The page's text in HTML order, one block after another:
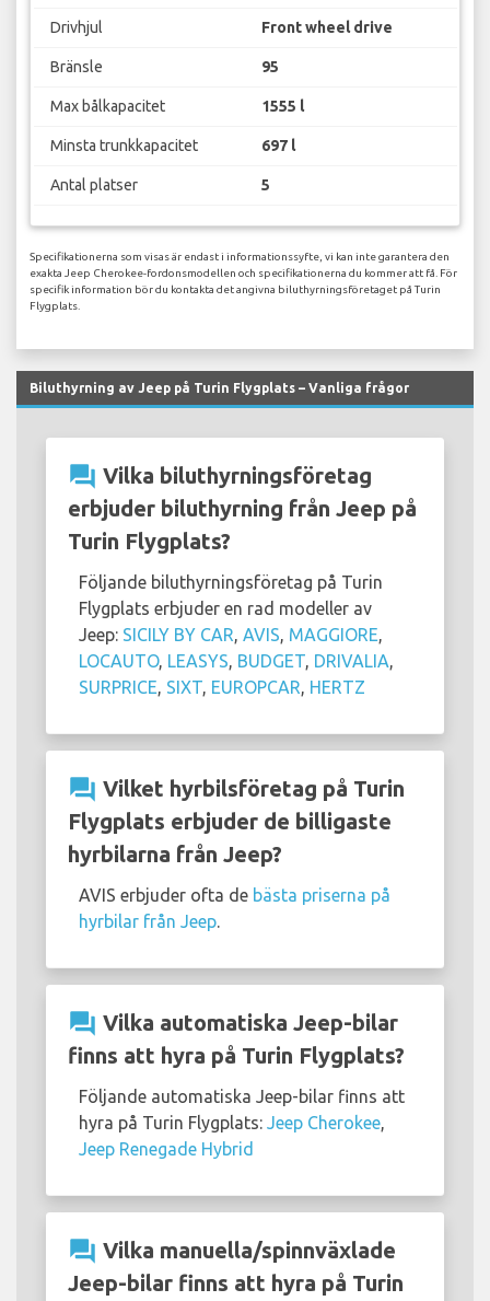
Drivhjul Front wheel drive
Bränsle 95
Max bålkapacitet 1555 l
Minsta trunkkapacitet 697 l
Antal platser 5
Specifikationerna som visas är endast i informationssyfte, vi kan inte garantera den
exakta Jeep Cherokee-fordonsmodellen och specifikationerna du kommer att få. För
specifik information bör du kontakta det angivna biluthyrningsföretaget på Turin
Flygplats.
Biluthyrning av Jeep på Turin Flygplats – Vanliga frågor
question_answer Vilka biluthyrningsföretag
erbjuder biluthyrning från Jeep på
Turin Flygplats?
Följande biluthyrningsföretag på Turin
Flygplats erbjuder en rad modeller av
Jeep: SICILY BY CAR AVIS MAGGIORE
LOCAUTO, LEASYS BUDGET DRIVALIA
SURPRICE SIXT EUROPCAR HERTZ
question_answer Vilket hyrbilsföretag på Turin
Flygplats erbjuder de billigaste
hyrbilarna från Jeep?
AVIS erbjuder ofta de bästa priserna på
hyrbilar från Jeep
question_answer Vilka automatiska Jeep-bilar
finns att hyra på Turin Flygplats?
Följande automatiska Jeep-bilar finns att
hyra på Turin Flygplats: Jeep Cherokee
Jeep Renegade Hybrid
question_answer Vilka manuella/spinnväxlade
Jeep-bilar finns att hyra på Turin